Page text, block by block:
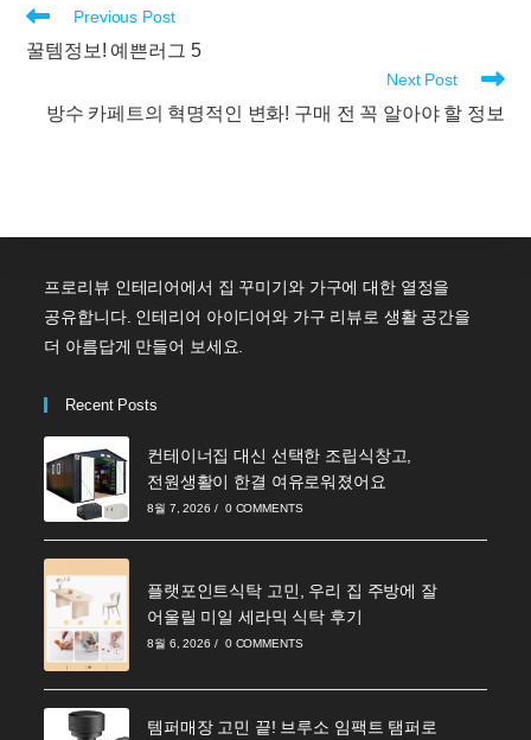
Read
articles
Previous Post
꿀템정보! 예쁜러그 5
Next Post
방수 카페트의 혁명적인 변화! 구매 전 꼭 알아야 할 정보
프로리뷰 인테리어에서 집 꾸미기와 가구에 대한 열정을
공유합니다. 인테리어 아이디어와 가구 리뷰로 생활 공간을
더 아름답게 만들어 보세요.
Recent Posts
컨테이너집 대신 선택한 조립식창고,
전원생활이 한결 여유로워졌어요
8월 7, 2026 / 0 COMMENTS
플랫포인트식탁 고민, 우리 집 주방에 잘
어울릴 미일 세라믹 식탁 후기
8월 6, 2026 / 0 COMMENTS
템퍼매장 고민 끝! 브루소 임팩트 탬퍼로